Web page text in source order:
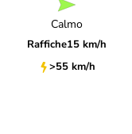
Calmo
Raffiche15 km/h
>55 km/h